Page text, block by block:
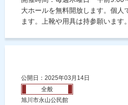
大ホールを無料開放します。個人
ます。上靴や用具は持参願います。
公開日：2025年03月14日
全般
旭川市永山公民館